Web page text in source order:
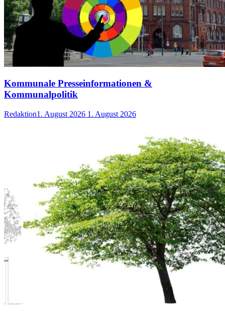
Kommunale Presseinformationen &
Kommunalpolitik
Redaktion1. August 2026 1. August 2026